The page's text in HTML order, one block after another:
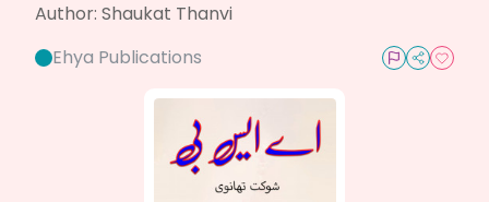
Author: Shaukat Thanvi
Ehya Publications